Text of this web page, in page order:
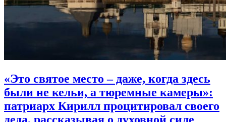
«Это святое место – даже, когда здесь
были не кельи, а тюремные камеры»:
патриарх Кирилл процитировал своего
деда, рассказывая о духовной силе